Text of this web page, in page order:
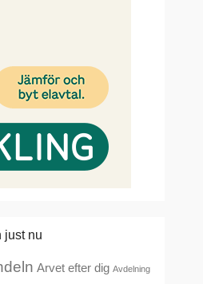
just nu
Arvet efter dig Avdelning